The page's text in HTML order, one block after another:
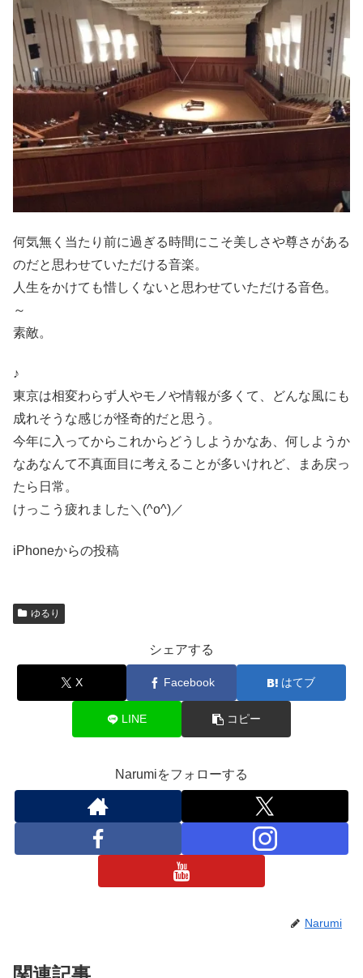
何気無く当たり前に過ぎる時間にこそ美しさや尊さがある
のだと思わせていただける音楽。
人生をかけても惜しくないと思わせていただける音色。
～
素敵。
♪
東京は相変わらず人やモノや情報が多くて、どんな風にも
成れそうな感じが怪奇的だと思う。
今年に入ってからこれからどうしようかなあ、何しようか
なあなんて不真面目に考えることが多いけれど、まあ戻っ
たら日常。
けっこう疲れました＼(^o^)／
iPhoneからの投稿
ゆるり
シェアする
X Facebook はてブ
LINE コピー
Narumiをフォローする
Narumi